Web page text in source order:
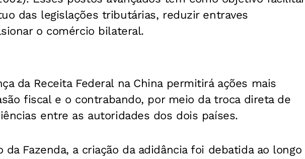
das legislações tributárias, reduzir entraves
o comércio bilateral.
da Receita Federal na China permitirá ações mais
fiscal e o contrabando, por meio da troca direta de
entre as autoridades dos dois países.
da Fazenda, a criação da adidância foi debatida ao longo